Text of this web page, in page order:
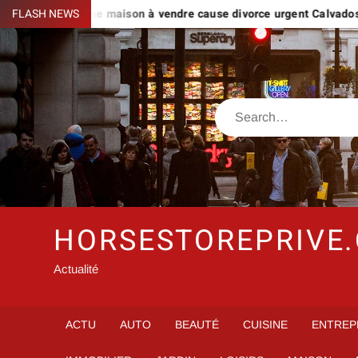
Skip
to
content
FLASH NEWS
une maison à vendre cause divorce urgent Calvados ?
Search
Actualité
ACTU AUTO BEAUTÉ CUISINE